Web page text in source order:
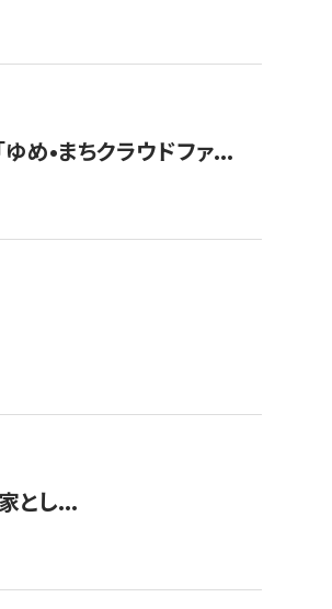
め•まちクラウドファ...
とし...